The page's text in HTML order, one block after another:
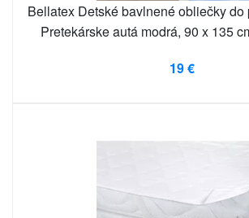
Bellatex Detské bavlnené obliečky
Pretekárske autá modrá, 90 x 135
19 €